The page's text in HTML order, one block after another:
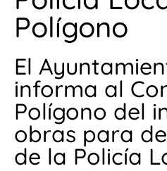
Polígono
El
informa al
Polígono del
obras para
de la Policía